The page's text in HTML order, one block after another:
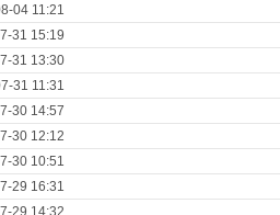
04 11:21
31 15:19
31 13:30
31 11:31
30 14:57
30 12:12
30 10:51
29 16:31
29 14:32